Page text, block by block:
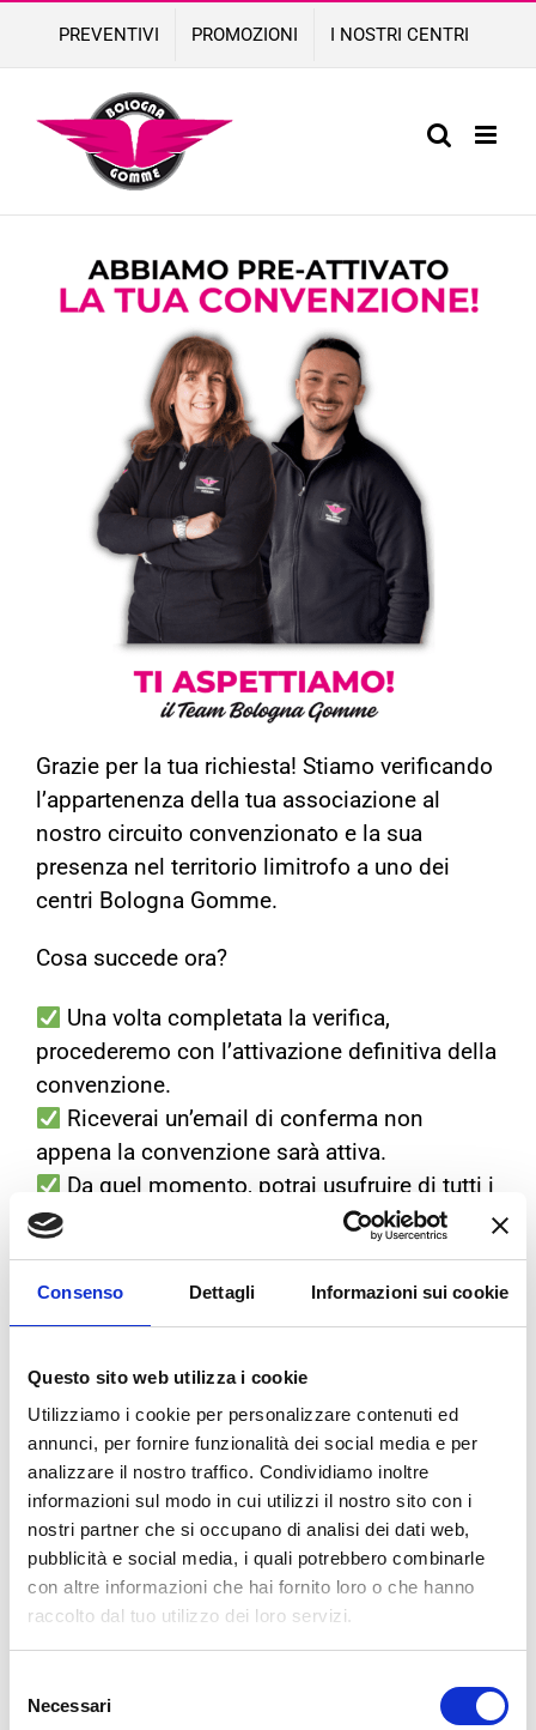
Consenso Dettagli Informazioni sui cookie
Questo sito web utilizza i cookie
Utilizziamo i cookie per personalizzare contenuti ed
annunci, per fornire funzionalità dei social media e per
analizzare il nostro traffico. Condividiamo inoltre
informazioni sul modo in cui utilizzi il nostro sito con i
nostri partner che si occupano di analisi dei dati web,
pubblicità e social media, i quali potrebbero combinarle
con altre informazioni che hai fornito loro o che hanno
raccolto dal tuo utilizzo dei loro servizi.
delNecessari
content
PREVENTIVI PROMOZIONI I NOSTRI CENTRI
Grazie per la tua richiesta! Stiamo verificando
l’appartenenza della tua associazione al
nostro circuito convenzionato e la sua
presenza nel territorio limitrofo a uno dei
centri Bologna Gomme.
Cosa succede ora?
Una volta completata la verifica,
procederemo con l’attivazione definitiva della
convenzione.
Riceverai un’email di conferma non
appena la convenzione sarà attiva.
Da quel momento, potrai usufruire di tutti i
vantaggi della convenzione in tutti e 7 i centri
Bologna Gomme.
Vuoi scaricare la convenzione? Clicca sul
bottone qui sotto!
Per qualsiasi domanda, clicca qui e contatta
il tuo centro preferitoo passa a trovarci di
persona. Ti aspettiamo!
Il Team Bologna Gomme